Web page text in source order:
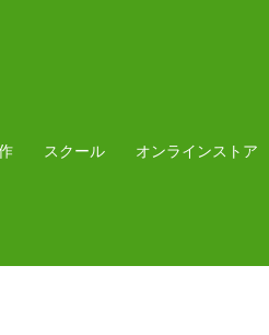
スクール オンラインストア